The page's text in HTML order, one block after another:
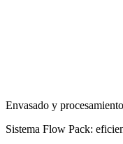
Envasado y procesamiento
Sistema Flow Pack: